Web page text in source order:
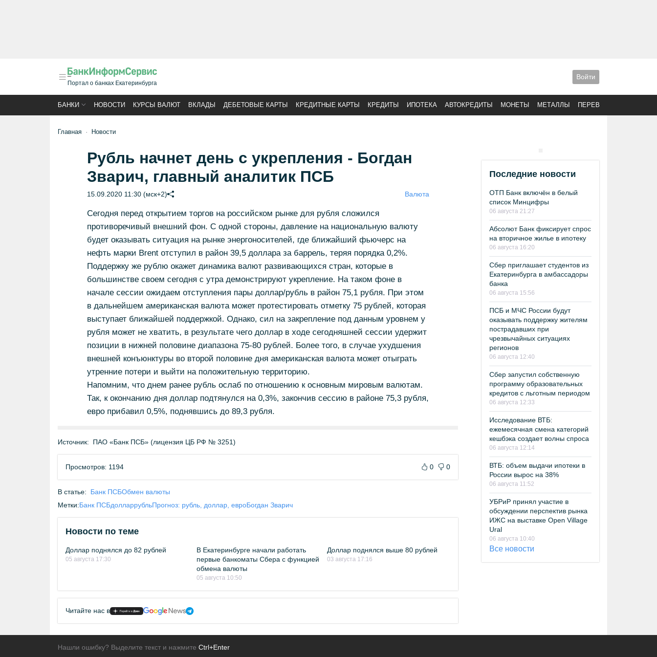
Портал о банках Екатеринбурга
Войти
БАНКИ НОВОСТИ КУРСЫ ВАЛЮТ ВКЛАДЫ ДЕБЕТОВЫЕ КАРТЫ КРЕДИТНЫЕ КАРТЫ КРЕДИТЫ ИПОТЕКА АВТОКРЕДИТЫ МОНЕТЫ МЕТАЛЛЫ ПЕРЕВОДЫ
Главная Новости
Рубль начнет день с укрепления - Богдан
Зварич, главный аналитик ПСБ
15.09.2020 11:30 (мск+2) Валюта
Сегодня перед открытием торгов на российском рынке для рубля сложился
противоречивый внешний фон. С одной стороны, давление на национальную валюту
будет оказывать ситуация на рынке энергоносителей, где ближайший фьючерс на
нефть марки Brent отступил в район 39,5 доллара за баррель, теряя порядка 0,2%.
Поддержку же рублю окажет динамика валют развивающихся стран, которые в
большинстве своем сегодня с утра демонстрируют укрепление. На таком фоне в
начале сессии ожидаем отступления пары доллар/рубль в район 75,1 рубля. При этом
в дальнейшем американская валюта может протестировать отметку 75 рублей, которая
выступает ближайшей поддержкой. Однако, сил на закрепление под данным уровнем у
рубля может не хватить, в результате чего доллар в ходе сегодняшней сессии удержит
позиции в нижней половине диапазона 75-80 рублей. Более того, в случае ухудшения
внешней конъюнктуры во второй половине дня американская валюта может отыграть
утренние потери и выйти на положительную территорию.
Напомним, что днем ранее рубль ослаб по отношению к основным мировым валютам.
Так, к окончанию дня доллар подтянулся на 0,3%, закончив сессию в районе 75,3 рубля,
евро прибавил 0,5%, поднявшись до 89,3 рубля.
Источник: ПАО «Банк ПСБ» (лицензия ЦБ РФ № 3251)
Просмотров: 1194 0 0
В статье: Банк ПСБОбмен валюты
Метки:Банк ПСБдолларрубльПрогноз: рубль, доллар, евроБогдан Зварич
Новости по теме
Доллар поднялся до 82 рублей
05 августа 17:30
В Екатеринбурге начали работать
первые банкоматы Сбера с функцией
обмена валюты
05 августа 10:50
Доллар поднялся выше 80 рублей
03 августа 17:16
Читайте нас в
Последние новости
ОТП Банк включён в белый
список Минцифры
06 августа 21:27
Абсолют Банк фиксирует спрос
на вторичное жилье в ипотеку
06 августа 16:20
Сбер приглашает студентов из
Екатеринбурга в амбассадоры
банка
06 августа 15:56
ПСБ и МЧС России будут
оказывать поддержку жителям
пострадавших при
чрезвычайных ситуациях
регионов
06 августа 12:40
Сбер запустил собственную
программу образовательных
кредитов с льготным периодом
06 августа 12:33
Исследование ВТБ:
ежемесячная смена категорий
кешбэка создает волны спроса
06 августа 12:14
ВТБ: объем выдачи ипотеки в
России вырос на 38%
06 августа 11:52
УБРиР принял участие в
обсуждении перспектив рынка
ИЖС на выставке Open Village
Ural
06 августа 10:40
Все новости
Нашли ошибку? Выделите текст и нажмите Ctrl+Enter